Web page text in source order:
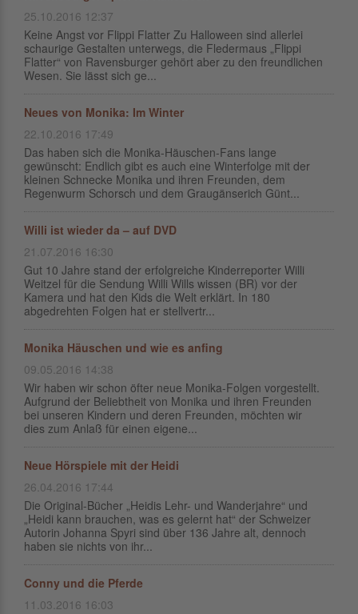
25.10.2016 12:37
Keine Angst vor Flippi Flatter Zu Halloween sind allerlei
schaurige Gestalten unterwegs, die Fledermaus „Flippi
Flatter“ von Ravensburger gehört aber zu den freundlichen
Wesen. Sie lässt sich ge...
Neues von Monika: Im Winter
22.10.2016 17:49
Das haben sich die Monika-Häuschen-Fans lange
gewünscht: Endlich gibt es auch eine Winterfolge mit der
kleinen Schnecke Monika und ihren Freunden, dem
Regenwurm Schorsch und dem Graugänserich Günt...
Willi ist wieder da – auf DVD
21.07.2016 16:30
Gut 10 Jahre stand der erfolgreiche Kinderreporter Willi
Weitzel für die Sendung Willi Wills wissen (BR) vor der
Kamera und hat den Kids die Welt erklärt. In 180
abgedrehten Folgen hat er stellvertr...
Monika Häuschen und wie es anfing
09.05.2016 14:38
Wir haben wir schon öfter neue Monika-Folgen vorgestellt.
Aufgrund der Beliebtheit von Monika und ihren Freunden
bei unseren Kindern und deren Freunden, möchten wir
dies zum Anlaß für einen eigene...
Neue Hörspiele mit der Heidi
26.04.2016 17:44
Die Original-Bücher „Heidis Lehr- und Wanderjahre“ und
„Heidi kann brauchen, was es gelernt hat“ der Schweizer
Autorin Johanna Spyri sind über 136 Jahre alt, dennoch
haben sie nichts von ihr...
Conny und die Pferde
11.03.2016 16:03